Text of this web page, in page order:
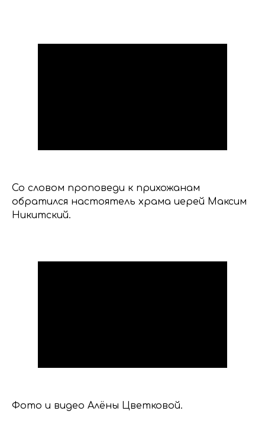
Со словом проповеди к прихожанам
обратился настоятель храма иерей Максим
Никитский.
Фото и видео Алёны Цветковой.